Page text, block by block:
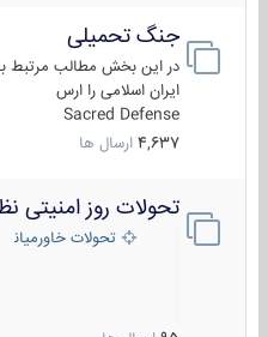
جنگ تحمیلی
در این بخش مطالب مرتبط
ایران اسلامی را ارس
Sacred Defense
4,637 ارسال ها
تحولات روز امنیتی
تحولات خاورمیانه